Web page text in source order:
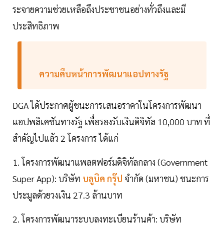
ระจายความช่วยเหลือถึงประชาชนอย่างทั่วถึงและมี
ประสิทธิภาพ
ความคืบหน้าการพัฒนาแอปทางรัฐ
DGA ได้ประกาศผู้ชนะการเสนอราคาในโครงการพัฒนา
แอปพลิเคชันทางรัฐ เพื่อรองรับเงินดิจิทัล 10,000 บาท ที่
สำคัญไปแล้ว 2 โครงการ ได้แก่
1. โครงการพัฒนาแพลตฟอร์มดิจิทัลกลาง (Government
Super App): บริษัท บลูบิค กรุ๊ป จำกัด (มหาชน) ชนะการ
ประมูลด้วยวงเงิน 27.3 ล้านบาท
2. โครงการพัฒนาระบบลงทะเบียนร้านค้า: บริษัท